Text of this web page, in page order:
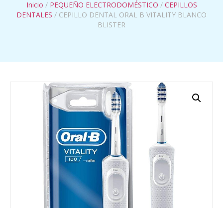
Inicio / PEQUEÑO ELECTRODOMÉSTICO / CEPILLOS
DENTALES / CEPILLO DENTAL ORAL B VITALITY BLANCO
BLISTER